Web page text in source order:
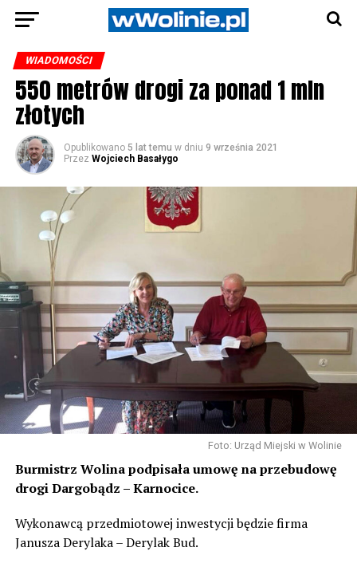
WIADOMOŚCI
550 metrów drogi za ponad 1 mln
złotych
Opublikowano 5 lat temu w dniu 9 września 2021
Przez Wojciech Basałygo
Foto: Urząd Miejski w Wolinie
Burmistrz Wolina podpisała umowę na przebudowę
drogi Dargobądz – Karnocice.
Wykonawcą przedmiotowej inwestycji będzie firma
Janusza Derylaka – Derylak Bud.